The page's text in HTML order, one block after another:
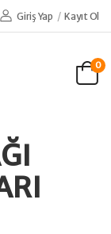
Giriş Yap / Kayıt Ol
0